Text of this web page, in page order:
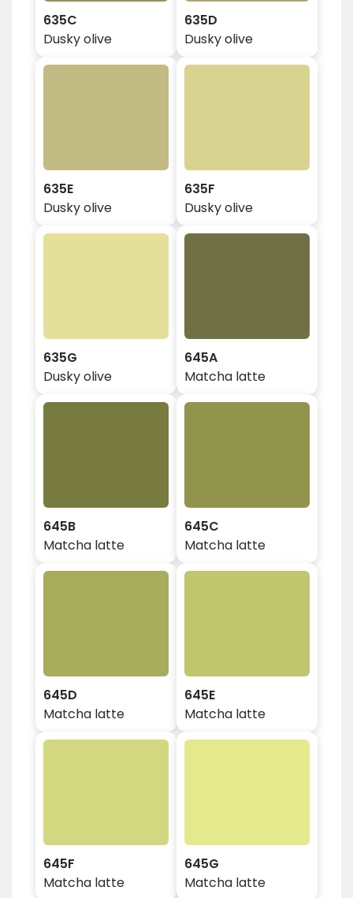
635C
Dusky olive
635D
Dusky olive
635E
Dusky olive
635F
Dusky olive
635G
Dusky olive
645A
Matcha latte
645B
Matcha latte
645C
Matcha latte
645D
Matcha latte
645E
Matcha latte
645F
Matcha latte
645G
Matcha latte